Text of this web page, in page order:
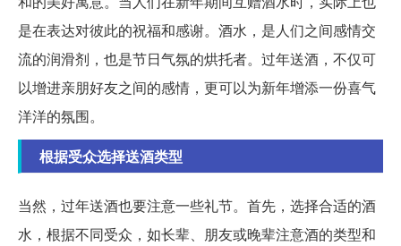
是在表达对彼此的祝福和感谢。酒水，是人们之间感情交
流的润滑剂，也是节日气氛的烘托者。过年送酒，不仅可
以增进亲朋好友之间的感情，更可以为新年增添一份喜气
洋洋的氛围。
根据受众选择送酒类型
当然，过年送酒也要注意一些礼节。首先，选择合适的酒
水，根据不同受众，如长辈、朋友或晚辈注意酒的类型和